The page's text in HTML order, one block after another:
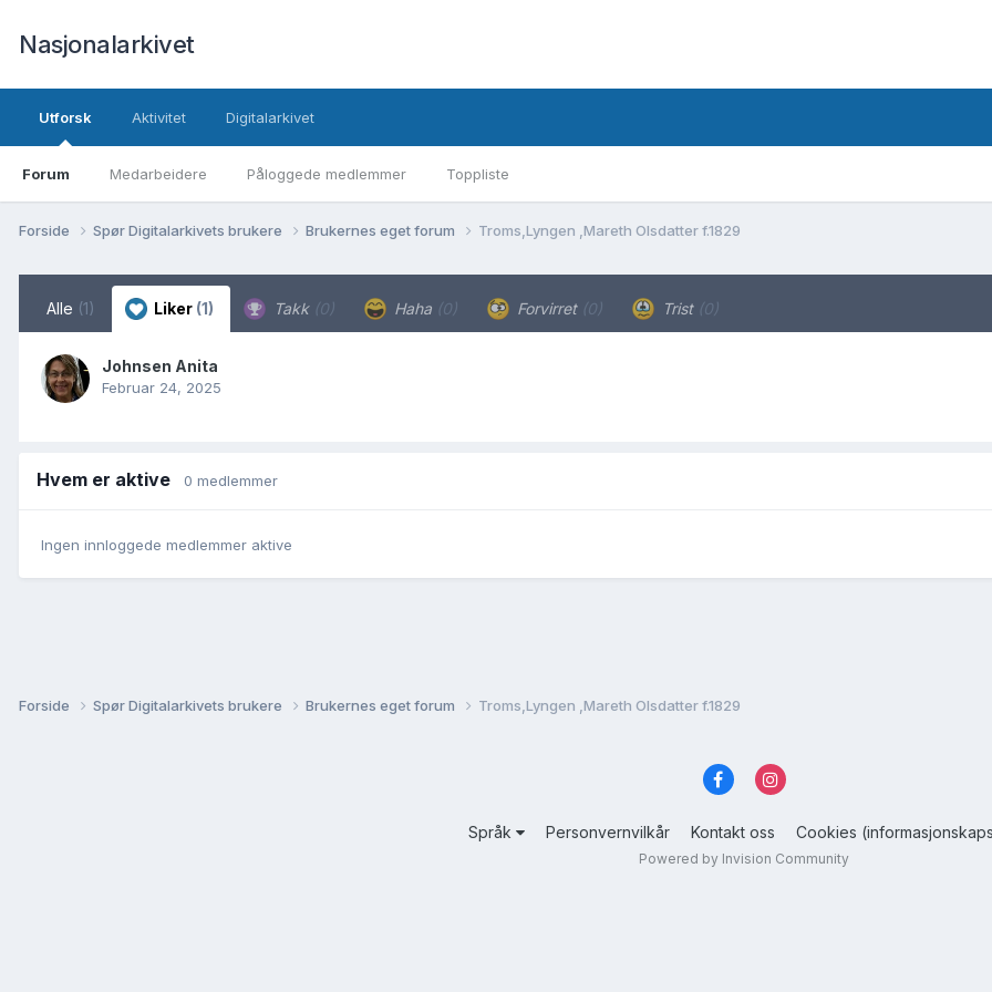
Nasjonalarkivet
Utforsk
Forum Medarbeidere Påloggede medlemmer Toppliste
Aktivitet Digitalarkivet
Forside Spør Digitalarkivets brukere Brukernes eget forum Troms,Lyngen ,Mareth Olsdatter f.1829
Alle (1) Liker (1) Takk (0) Haha (0) Forvirret (0) Trist (0)
Johnsen Anita
Februar 24, 2025
Hvem er aktive 0 medlemmer
Ingen innloggede medlemmer aktive
Forside Spør Digitalarkivets brukere Brukernes eget forum Troms,Lyngen ,Mareth Olsdatter f.1829
Språk Personvernvilkår Kontakt oss Cookies
Powered by Invision Community